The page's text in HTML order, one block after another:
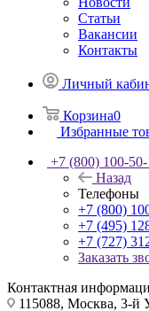
Статьи
Вакансии
Контакты
Личный
Корзина0
Избранные
+7 (800) 100-
Назад
Телефоны
+7 (800)
+7 (495)
+7 (727)
Заказать
Контактная
115088, Москва, 3-й